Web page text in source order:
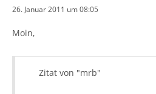
26. Januar 2011 um 08:05
Moin,
Zitat von "mrb"